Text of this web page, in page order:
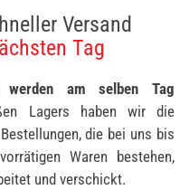
Versand
Tag
werden am selben Tag
Lagers haben wir die
die bei uns bis
Waren bestehen,
und verschickt.